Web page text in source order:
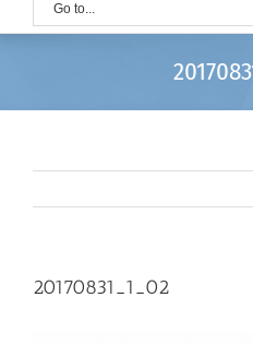
Go to...
20170831_1_02